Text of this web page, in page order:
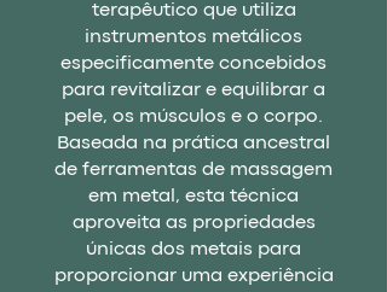
terapêutico que utiliza
instrumentos metálicos
especificamente concebidos
para revitalizar e equilibrar a
pele, os músculos e o corpo.
Baseada na prática ancestral
de ferramentas de massagem
em metal, esta técnica
aproveita as propriedades
únicas dos metais para
proporcionar uma experiência